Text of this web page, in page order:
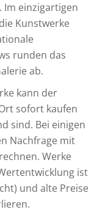
einzigartigen
Kunstwerke
runden das
ab.
kann der
sofort kaufen
sind. Bei einigen
Nachfrage mit
Werke
ist
und alte Preise